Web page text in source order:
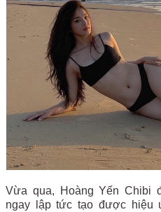
Vừa qua, Hoàng Yến Chibi
ngay lập tức tạo được hiệu